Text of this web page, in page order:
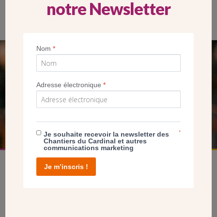
Le centre paroissial sera bâti sur un terrain derrière le square
SEUL VOTRE DON
NOUS PERMET D’AGIR
notre Newsletter
Nom*
Adresse électronique*
Je souhaite recevoir la newsletter des
Chantiers du Cardinal et autres
communications marketing
*
Je m’inscris !